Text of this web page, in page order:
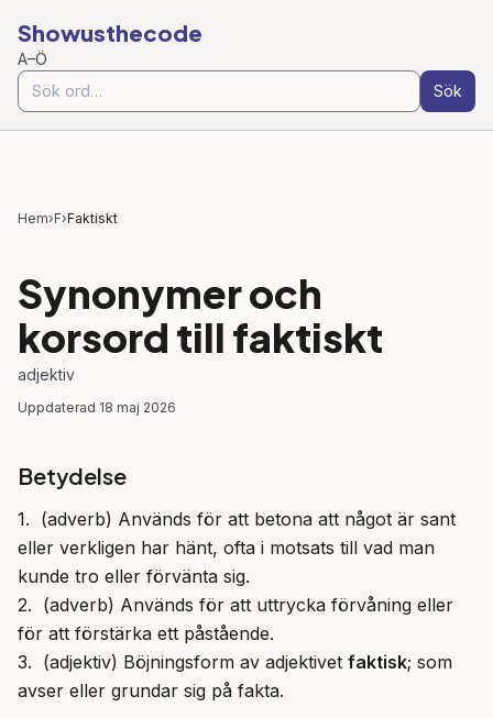
Showusthecode
A–Ö
Sök
Hem›F›Faktiskt
Synonymer och
korsord till faktiskt
adjektiv
Uppdaterad 18 maj 2026
Betydelse
1.  (adverb) Används för att betona att något är sant
eller verkligen har hänt, ofta i motsats till vad man
kunde tro eller förvänta sig.
2.  (adverb) Används för att uttrycka förvåning eller
för att förstärka ett påstående.
3.  (adjektiv) Böjningsform av adjektivet faktisk; som
avser eller grundar sig på fakta.